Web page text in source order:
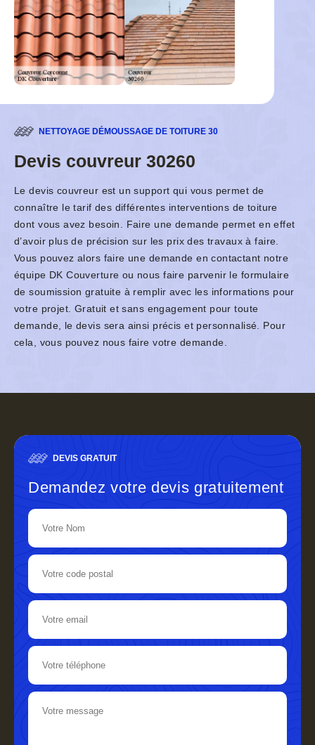
NETTOYAGE DÉMOUSSAGE DE TOITURE 30
Devis couvreur 30260
Le devis couvreur est un support qui vous permet de
connaître le tarif des différentes interventions de toiture
dont vous avez besoin. Faire une demande permet en effet
d’avoir plus de précision sur les prix des travaux à faire.
Vous pouvez alors faire une demande en contactant notre
équipe DK Couverture ou nous faire parvenir le formulaire
de soumission gratuite à remplir avec les informations pour
votre projet. Gratuit et sans engagement pour toute
demande, le devis sera ainsi précis et personnalisé. Pour
cela, vous pouvez nous faire votre demande.
DEVIS GRATUIT
Demandez votre devis gratuitement